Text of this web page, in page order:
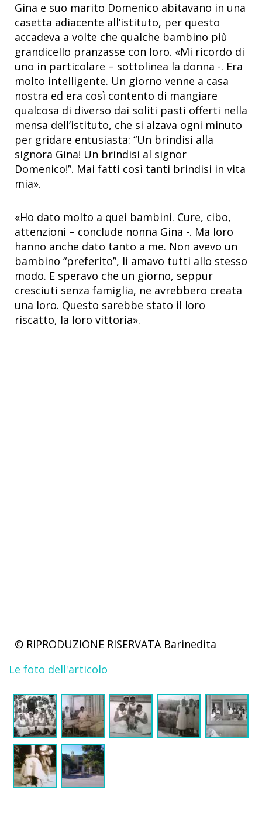
Gina e suo marito Domenico abitavano in una
casetta adiacente all’istituto, per questo
accadeva a volte che qualche bambino più
grandicello pranzasse con loro. «Mi ricordo di
uno in particolare – sottolinea la donna -. Era
molto intelligente. Un giorno venne a casa
nostra ed era così contento di mangiare
qualcosa di diverso dai soliti pasti offerti nella
mensa dell’istituto, che si alzava ogni minuto
per gridare entusiasta: “Un brindisi alla
signora Gina! Un brindisi al signor
Domenico!”. Mai fatti così tanti brindisi in vita
mia».
«Ho dato molto a quei bambini. Cure, cibo,
attenzioni – conclude nonna Gina -. Ma loro
hanno anche dato tanto a me. Non avevo un
bambino “preferito”, li amavo tutti allo stesso
modo. E speravo che un giorno, seppur
cresciuti senza famiglia, ne avrebbero creata
una loro. Questo sarebbe stato il loro
riscatto, la loro vittoria».
© RIPRODUZIONE RISERVATA Barinedita
Le foto dell'articolo